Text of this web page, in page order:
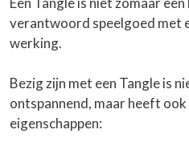
verantwoord speelgoed met
werking.
Bezig zijn met een Tangle is
ontspannend, maar heeft
eigenschappen: